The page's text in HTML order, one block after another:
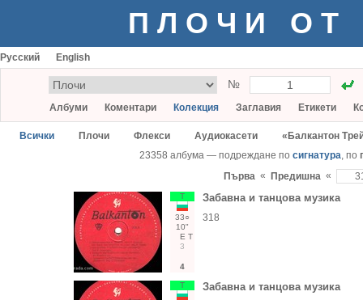
ПЛОЧИ ОТ
Русский English
№
Албуми Коментари Колекция Заглавия Етикети
Всички Плочи Флекси Аудиокасети
«Балкантон
23358 албума — подреждане по сигнатура, по
Първа « Предишна «
Т
33○
10"
Е Т
3
4
Забавна и танцова музика
318
Т Забавна и танцова музика